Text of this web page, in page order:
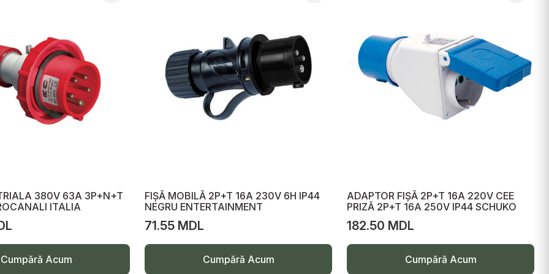
380V 63A 3P+N+T
ITALIA
Cumpără Acum
FIȘĂ MOBILĂ 2P+T 16A 230V 6H IP44
NEGRU ENTERTAINMENT
71.55 MDL
Cumpără Acum
ADAPTOR FIȘĂ 2P+T 16A 220V CEE
PRIZĂ 2P+T 16A 250V IP44 SCHUKO
182.50 MDL
Cumpără Acum